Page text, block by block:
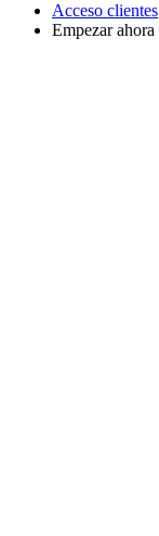
Acceso clientes
Empezar ahora